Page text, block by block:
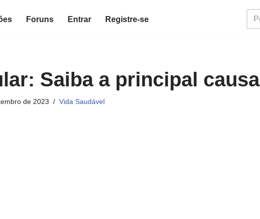
Foruns Entrar Registre-se
Saiba a principal causa
de 2023 Vida Saudável